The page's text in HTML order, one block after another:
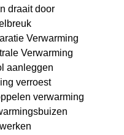
draait door
Verwarming
Verwarming
aanleggen
verroest
verwarming